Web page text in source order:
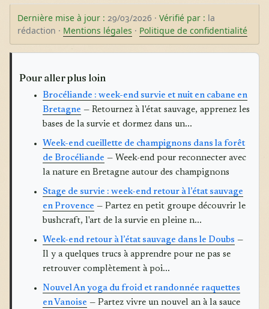
Dernière mise à jour : 29/03/2026 · Vérifié par : la
rédaction · Mentions légales · Politique de confidentialité
Pour aller plus loin
Brocéliande : week-end survie et nuit en cabane en
Bretagne — Retournez à l'état sauvage, apprenez les
bases de la survie et dormez dans un...
Week-end cueillette de champignons dans la forêt
de Brocéliande — Week-end pour reconnecter avec
la nature en Bretagne autour des champignons
Stage de survie : week-end retour à l’état sauvage
en Provence — Partez en petit groupe découvrir le
bushcraft, l'art de la survie en pleine n...
Week-end retour à l’état sauvage dans le Doubs —
Il y a quelques trucs à apprendre pour ne pas se
retrouver complètement à poi...
Nouvel An yoga du froid et randonnée raquettes
en Vanoise — Partez vivre un nouvel an à la sauce